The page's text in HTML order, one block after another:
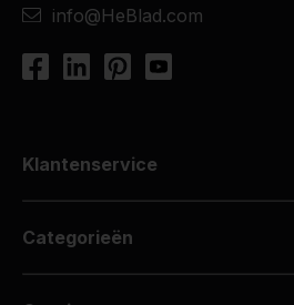
info@HeBlad.com
Klantenservice
Categorieën